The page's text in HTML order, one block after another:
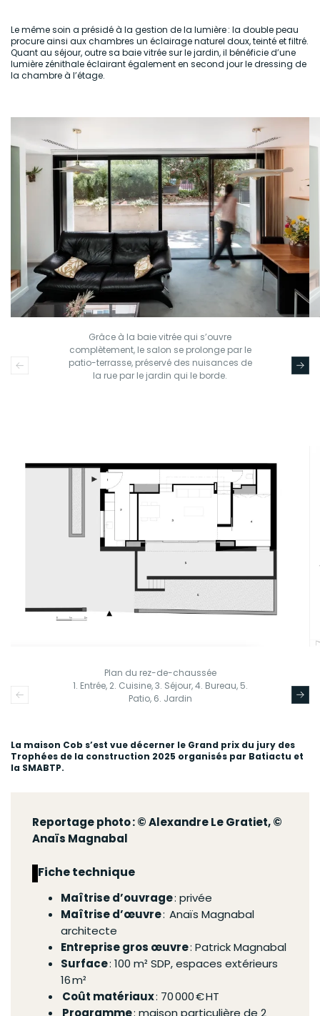
Le même soin a présidé à la gestion de la lumière : la double peau
procure ainsi aux chambres un éclairage naturel doux, teinté et filtré.
Quant au séjour, outre sa baie vitrée sur le jardin, il bénéficie d’une
lumière zénithale éclairant également en second jour le dressing de
la chambre à l’étage.
Grâce à la baie vitrée qui s’ouvre
complètement, le salon se prolonge par le
patio-terrasse, préservé des nuisances de
la rue par le jardin qui le borde.
Plan du rez-de-chaussée
1. Entrée, 2. Cuisine, 3. Séjour, 4. Bureau, 5.
Patio, 6. Jardin
La maison Cob s’est vue décerner le Grand prix du jury des
Trophées de la construction 2025 organisés par Batiactu et
la SMABTP.
Reportage photo : © Alexandre Le Gratiet, ©
Anaïs Magnabal
Fiche technique
Maîtrise d’ouvrage: privée
Maîtrise d’œuvre: Anaïs Magnabal
architecte
Entreprisegros œuvre: Patrick Magnabal
Surface: 100 m² SDP, espaces extérieurs
16 m²
Coût matériaux: 70 000 € HT
Programme: maison particulière de 2